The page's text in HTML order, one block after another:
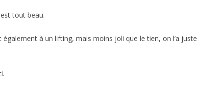
tout beau.
à un lifting, mais moins joli que le tien, on l’a juste